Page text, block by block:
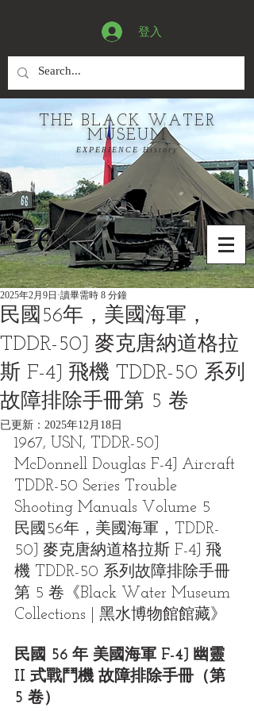
登入
THE BLACK WATER
MUSEUM
EXPERIENCE History
民國56年，美國海軍，
TDDR-50J 麥克唐納道格拉
斯 F-4J 飛機 TDDR-50 系列
故障排除手冊第 5 卷
2025年2月9日 讀畢需時 8 分鐘
已更新： 2025年12月18日
1967, USN, TDDR-50J
McDonnell Douglas F-4J Aircraft
TDDR-50 Series Trouble
Shooting Manuals Volume 5
民國56年，美國海軍，TDDR-
50J 麥克唐納道格拉斯 F-4J 飛
機 TDDR-50 系列故障排除手冊
第 5 卷《Black Water Museum
Collections | 黑水博物館館藏》
民國 56 年 美國海軍 F-4J 幽靈
II 式戰鬥機 故障排除手冊（第
5 卷）